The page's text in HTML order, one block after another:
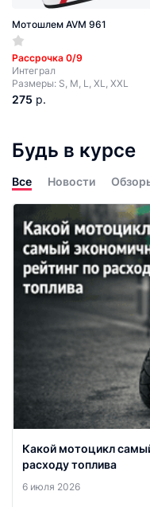
Мотошлем AVM 961
Рассрочка 0/9
Интеграл
Размеры: S, M, L, XL, XXL
275 р.
Будь в курсе
Все Новости
Какой мотоцикл
расходу топлива
6 июля 2026